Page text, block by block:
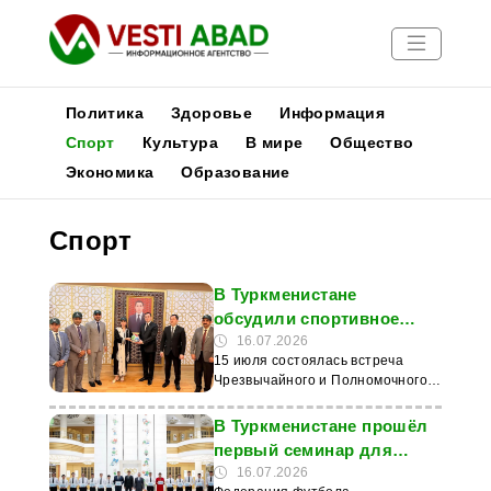
Новости
Медиа
Афиша
Политика Здоровье
Информация
Спорт
Культура В мире
Общество
Экономика
Образование
Спорт
В Туркменистане
обсудили спортивное
сотрудничество с
Пакистаном
16.07.2026
15 июля состоялась встреча
Чрезвычайного и Полномочного
Пакистан в Туркменистане
Фарйал Легари с председателем
Государственного комитета
Туркменистана по физической
В Туркменистане прошёл
первый семинар для
молодых футбольных
16.07.2026